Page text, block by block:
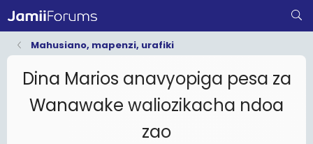
Mahusiano, mapenzi, urafiki
Dina Marios anavyopiga pesa za
Wanawake waliozikacha ndoa
zao